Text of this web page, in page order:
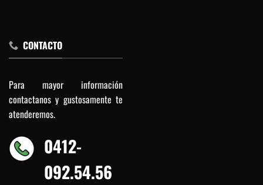
CONTACTO
Para mayor información
contactanos y gustosamente te
atenderemos.
0412-
092.54.56